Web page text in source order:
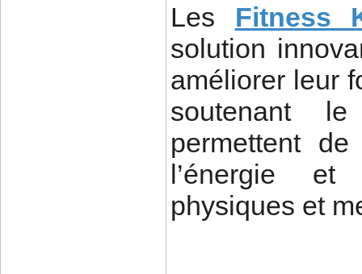
Les
Fitness
solution
améliorer leur
soutenant
permettent
l’énergie et
physiques et